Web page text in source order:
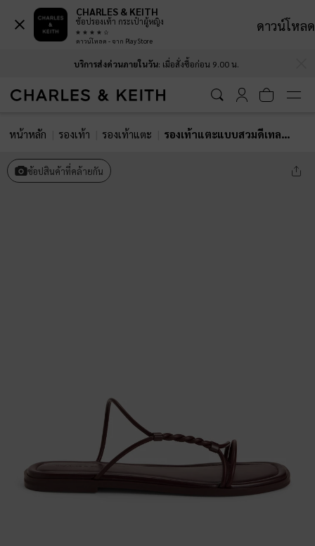
บริการส่งด่วนภายในวัน : เมื่อสั่งซื้อก่อน 9.00 น.
หน้าหลัก รองเท้า รองเท้าแตะ รองเท้าแตะแบบสวมดีเทลสายบิดเกลียวรุ่น Fianna
ช้อปสินค้าที่คล้ายกัน
CHARLES & KEITH
ช้อปรองเท้า กระเป๋าผู้หญิง
ดาวน์โหลด - จาก Play Store
ดาวน์โหลด